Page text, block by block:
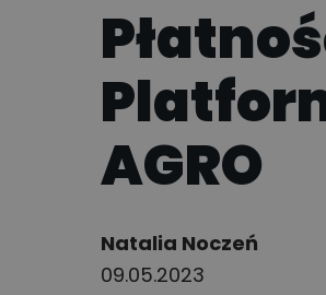
AGRO
Author:
Natalia Noczeń
09.05.2023